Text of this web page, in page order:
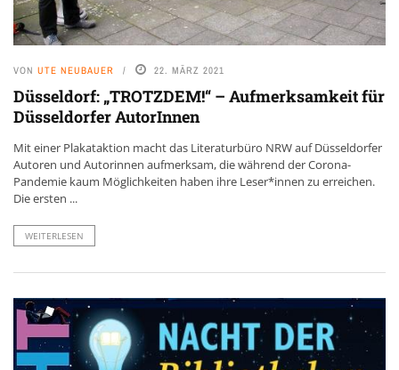
VON UTE NEUBAUER 22. MÄRZ 2021
Düsseldorf: „TROTZDEM!“ – Aufmerksamkeit für
Düsseldorfer AutorInnen
Mit einer Plakataktion macht das Literaturbüro NRW auf Düsseldorfer
Autoren und Autorinnen aufmerksam, die während der Corona-
Pandemie kaum Möglichkeiten haben ihre Leser*innen zu erreichen.
Die ersten ...
WEITERLESEN